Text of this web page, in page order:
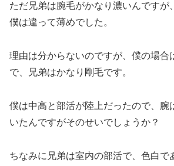
ただ兄弟は腕毛がかなり濃いんですが
僕は違って薄めでした。
理由は分からないのですが、僕の場合
で、兄弟はかなり剛毛です。
僕は中高と部活が陸上だったので、腕
いたんですがそのせいでしょうか？
ちなみに兄弟は室内の部活で、色白で